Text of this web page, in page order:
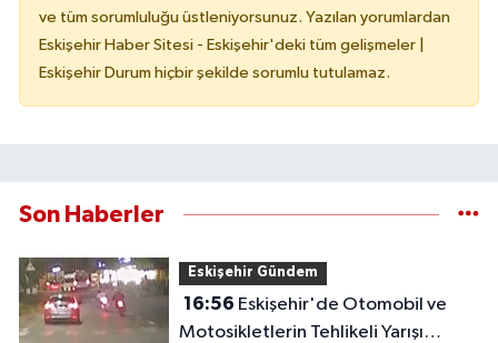
ve tüm sorumluluğu üstleniyorsunuz. Yazılan yorumlardan
Eskişehir Haber Sitesi - Eskişehir'deki tüm gelişmeler |
Eskişehir Durum hiçbir şekilde sorumlu tutulamaz.
Son Haberler
Eskişehir Gündem
16:56
Motosikletlerin Tehlikeli Yarışı